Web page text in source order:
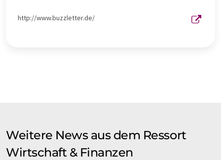
http://www.buzzletter.de/
Weitere News aus dem Ressort
Wirtschaft & Finanzen